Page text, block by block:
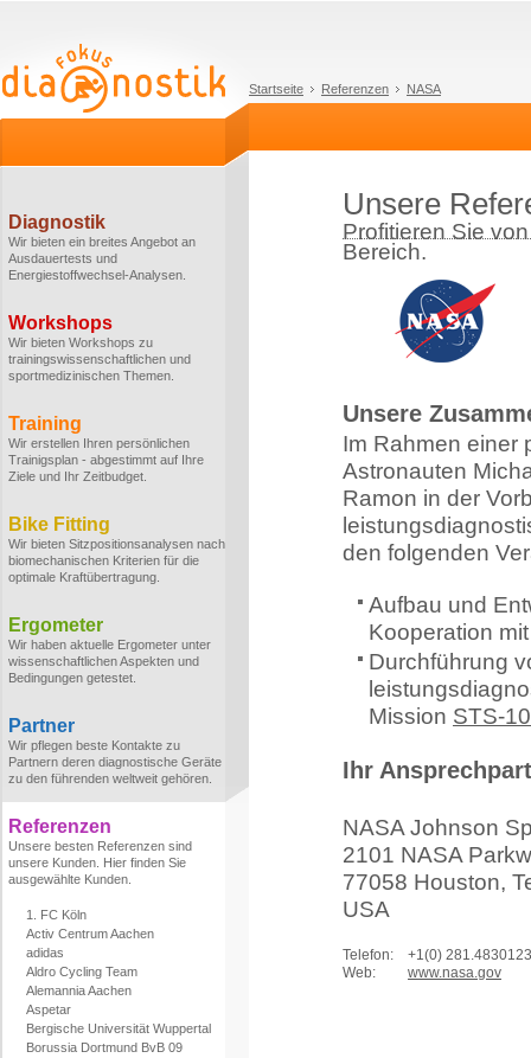
Startseite Referenzen NASA
Diagnostik
Wir bieten ein breites Angebot an
Ausdauertests und
Energiestoffwechsel-Analysen.
Workshops
Wir bieten Workshops zu
trainingswissenschaftlichen und
sportmedizinischen Themen.
Training
Wir erstellen Ihren persönlichen
Trainigsplan - abgestimmt auf Ihre
Ziele und Ihr Zeitbudget.
Bike Fitting
Wir bieten Sitzpositionsanalysen nach
biomechanischen Kriterien für die
optimale Kraftübertragung.
Ergometer
Wir haben aktuelle Ergometer unter
wissenschaftlichen Aspekten und
Bedingungen getestet.
Partner
Wir pflegen beste Kontakte zu
Partnern deren diagnostische Geräte
zu den führenden weltweit gehören.
Referenzen
Unsere besten Referenzen sind
unsere Kunden. Hier finden Sie
ausgewählte Kunden.
1. FC Köln
Activ Centrum Aachen
adidas
Aldro Cycling Team
Alemannia Aachen
Aspetar
Bergische Universität Wuppertal
Borussia Dortmund BvB 09
Unsere
Profitieren Sie
Bereich.
Unsere
Im Rahmen einer
Astronauten
Ramon in der
den folgenden
Aufbau und
Kooperation
Durchführung
Mission STS-
Ihr
NASA Johnson
2101 NASA
77058 Houston,
USA
Telefon: +1(0) 281.4830123
Web:
www.nasa.gov